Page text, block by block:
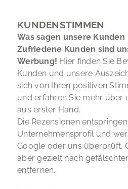
KUNDENSTIMMEN
Was sagen unsere Kunden
Zufriedene Kunden sind
Werbung! Hier finden Sie
Kunden und unsere
sich von Ihren positiven
und erfahren Sie mehr über
aus erster Hand.
Die Rezensionen
Unternehmensprofil und
Google oder uns überprüft.
aber gezielt nach
entfernen.